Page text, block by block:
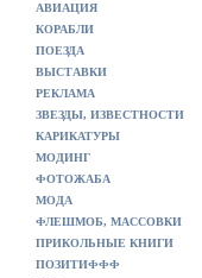
АВИАЦИЯ
КОРАБЛИ
ПОЕЗДА
ВЫСТАВКИ
РЕКЛАМА
ЗВЕЗДЫ, ИЗВЕСТНОСТИ
КАРИКАТУРЫ
МОДИНГ
ФОТОЖАБА
МОДА
ФЛЕШМОБ, МАССОВКИ
ПРИКОЛЬНЫЕ КНИГИ
ПОЗИТИФФФ